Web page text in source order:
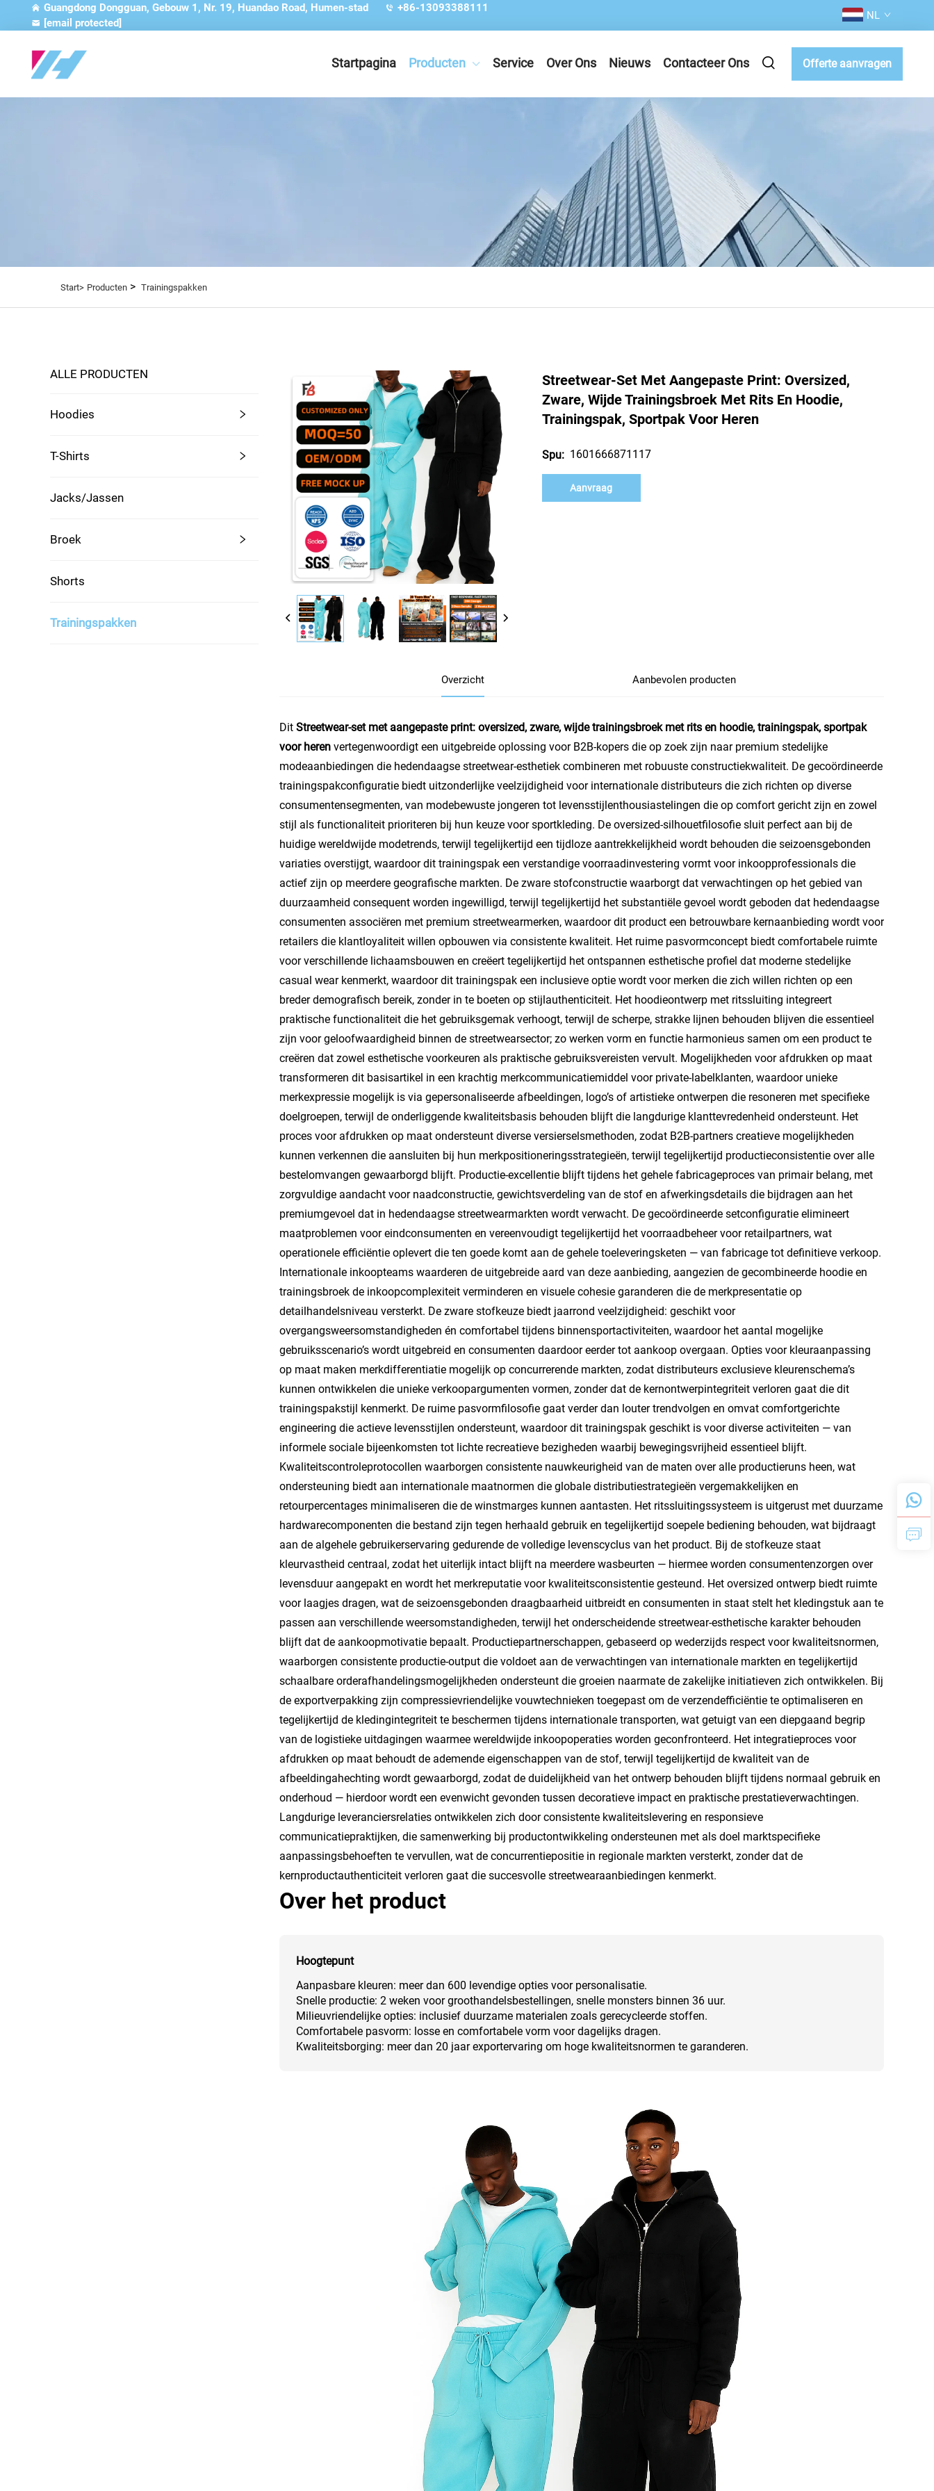
Guangdong Dongguan, Gebouw 1, Nr. 19, Huandao Road, Humen-stad
+86-13093388111
[email protected]
NL
Startpagina Producten Service Over Ons Nieuws Contacteer Ons Offerte aanvragen
Start> Producten > Trainingspakken
ALLE PRODUCTEN
Hoodies
T-Shirts
Jacks/Jassen
Broek
Shorts
Trainingspakken
Streetwear-Set Met Aangepaste Print: Oversized,
Zware, Wijde Trainingsbroek Met Rits En Hoodie,
Trainingspak, Sportpak Voor Heren
Spu: 1601666871117
Aanvraag
Overzicht Aanbevolen producten
Dit Streetwear-set met aangepaste print: oversized, zware, wijde trainingsbroek met rits en hoodie, trainingspak, sportpak
voor heren vertegenwoordigt een uitgebreide oplossing voor B2B-kopers die op zoek zijn naar premium stedelijke
modeaanbiedingen die hedendaagse streetwear-esthetiek combineren met robuuste constructiekwaliteit. De gecoördineerde
trainingspakconfiguratie biedt uitzonderlijke veelzijdigheid voor internationale distributeurs die zich richten op diverse
consumentensegmenten, van modebewuste jongeren tot levensstijlenthousiastelingen die op comfort gericht zijn en zowel
stijl als functionaliteit prioriteren bij hun keuze voor sportkleding. De oversized-silhouetfilosofie sluit perfect aan bij de
huidige wereldwijde modetrends, terwijl tegelijkertijd een tijdloze aantrekkelijkheid wordt behouden die seizoensgebonden
variaties overstijgt, waardoor dit trainingspak een verstandige voorraadinvestering vormt voor inkoopprofessionals die
actief zijn op meerdere geografische markten. De zware stofconstructie waarborgt dat verwachtingen op het gebied van
duurzaamheid consequent worden ingewilligd, terwijl tegelijkertijd het substantiële gevoel wordt geboden dat hedendaagse
consumenten associëren met premium streetwearmerken, waardoor dit product een betrouwbare kernaanbieding wordt voor
retailers die klantloyaliteit willen opbouwen via consistente kwaliteit. Het ruime pasvormconcept biedt comfortabele ruimte
voor verschillende lichaamsbouwen en creëert tegelijkertijd het ontspannen esthetische profiel dat moderne stedelijke
casual wear kenmerkt, waardoor dit trainingspak een inclusieve optie wordt voor merken die zich willen richten op een
breder demografisch bereik, zonder in te boeten op stijlauthenticiteit. Het hoodieontwerp met ritssluiting integreert
praktische functionaliteit die het gebruiksgemak verhoogt, terwijl de scherpe, strakke lijnen behouden blijven die essentieel
zijn voor geloofwaardigheid binnen de streetwearsector; zo werken vorm en functie harmonieus samen om een product te
creëren dat zowel esthetische voorkeuren als praktische gebruiksvereisten vervult. Mogelijkheden voor afdrukken op maat
transformeren dit basisartikel in een krachtig merkcommunicatiemiddel voor private-labelklanten, waardoor unieke
merkexpressie mogelijk is via gepersonaliseerde afbeeldingen, logo’s of artistieke ontwerpen die resoneren met specifieke
doelgroepen, terwijl de onderliggende kwaliteitsbasis behouden blijft die langdurige klanttevredenheid ondersteunt. Het
proces voor afdrukken op maat ondersteunt diverse versierselsmethoden, zodat B2B-partners creatieve mogelijkheden
kunnen verkennen die aansluiten bij hun merkpositioneringsstrategieën, terwijl tegelijkertijd productieconsistentie over alle
bestelomvangen gewaarborgd blijft. Productie-excellentie blijft tijdens het gehele fabricageproces van primair belang, met
zorgvuldige aandacht voor naadconstructie, gewichtsverdeling van de stof en afwerkingsdetails die bijdragen aan het
premiumgevoel dat in hedendaagse streetwearmarkten wordt verwacht. De gecoördineerde setconfiguratie elimineert
maatproblemen voor eindconsumenten en vereenvoudigt tegelijkertijd het voorraadbeheer voor retailpartners, wat
operationele efficiëntie oplevert die ten goede komt aan de gehele toeleveringsketen — van fabricage tot definitieve verkoop.
Internationale inkoopteams waarderen de uitgebreide aard van deze aanbieding, aangezien de gecombineerde hoodie en
trainingsbroek de inkoopcomplexiteit verminderen en visuele cohesie garanderen die de merkpresentatie op
detailhandelsniveau versterkt. De zware stofkeuze biedt jaarrond veelzijdigheid: geschikt voor
overgangsweersomstandigheden én comfortabel tijdens binnensportactiviteiten, waardoor het aantal mogelijke
gebruiksscenario’s wordt uitgebreid en consumenten daardoor eerder tot aankoop overgaan. Opties voor kleuraanpassing
op maat maken merkdifferentiatie mogelijk op concurrerende markten, zodat distributeurs exclusieve kleurenschema’s
kunnen ontwikkelen die unieke verkoopargumenten vormen, zonder dat de kernontwerpintegriteit verloren gaat die dit
trainingspakstijl kenmerkt. De ruime pasvormfilosofie gaat verder dan louter trendvolgen en omvat comfortgerichte
engineering die actieve levensstijlen ondersteunt, waardoor dit trainingspak geschikt is voor diverse activiteiten — van
informele sociale bijeenkomsten tot lichte recreatieve bezigheden waarbij bewegingsvrijheid essentieel blijft.
Kwaliteitscontroleprotocollen waarborgen consistente nauwkeurigheid van de maten over alle productieruns heen, wat
ondersteuning biedt aan internationale maatnormen die globale distributiestrategieën vergemakkelijken en
retourpercentages minimaliseren die de winstmarges kunnen aantasten. Het ritssluitingssysteem is uitgerust met duurzame
hardwarecomponenten die bestand zijn tegen herhaald gebruik en tegelijkertijd soepele bediening behouden, wat bijdraagt
aan de algehele gebruikerservaring gedurende de volledige levenscyclus van het product. Bij de stofkeuze staat
kleurvastheid centraal, zodat het uiterlijk intact blijft na meerdere wasbeurten — hiermee worden consumentenzorgen over
levensduur aangepakt en wordt het merkreputatie voor kwaliteitsconsistentie gesteund. Het oversized ontwerp biedt ruimte
voor laagjes dragen, wat de seizoensgebonden draagbaarheid uitbreidt en consumenten in staat stelt het kledingstuk aan te
passen aan verschillende weersomstandigheden, terwijl het onderscheidende streetwear-esthetische karakter behouden
blijft dat de aankoopmotivatie bepaalt. Productiepartnerschappen, gebaseerd op wederzijds respect voor kwaliteitsnormen,
waarborgen consistente productie-output die voldoet aan de verwachtingen van internationale markten en tegelijkertijd
schaalbare orderafhandelingsmogelijkheden ondersteunt die groeien naarmate de zakelijke initiatieven zich ontwikkelen. Bij
de exportverpakking zijn compressievriendelijke vouwtechnieken toegepast om de verzendefficiëntie te optimaliseren en
tegelijkertijd de kledingintegriteit te beschermen tijdens internationale transporten, wat getuigt van een diepgaand begrip
van de logistieke uitdagingen waarmee wereldwijde inkoopoperaties worden geconfronteerd. Het integratieproces voor
afdrukken op maat behoudt de ademende eigenschappen van de stof, terwijl tegelijkertijd de kwaliteit van de
afbeeldingahechting wordt gewaarborgd, zodat de duidelijkheid van het ontwerp behouden blijft tijdens normaal gebruik en
onderhoud — hierdoor wordt een evenwicht gevonden tussen decoratieve impact en praktische prestatieverwachtingen.
Langdurige leveranciersrelaties ontwikkelen zich door consistente kwaliteitslevering en responsieve
communicatiepraktijken, die samenwerking bij productontwikkeling ondersteunen met als doel marktspecifieke
aanpassingsbehoeften te vervullen, wat de concurrentiepositie in regionale markten versterkt, zonder dat de
kernproductauthenticiteit verloren gaat die succesvolle streetwearaanbiedingen kenmerkt.
Over het product
Hoogtepunt
Aanpasbare kleuren: meer dan 600 levendige opties voor personalisatie.
Snelle productie: 2 weken voor groothandelsbestellingen, snelle monsters binnen 36 uur.
Milieuvriendelijke opties: inclusief duurzame materialen zoals gerecycleerde stoffen.
Comfortabele pasvorm: losse en comfortabele vorm voor dagelijks dragen.
Kwaliteitsborging: meer dan 20 jaar exportervaring om hoge kwaliteitsnormen te garanderen.